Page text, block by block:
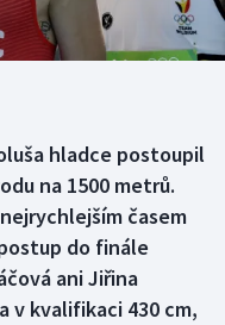
hladce postoupil
na 1500 metrů.
časem
do finále
ani Jiřina
v kvalifikaci 430 cm,